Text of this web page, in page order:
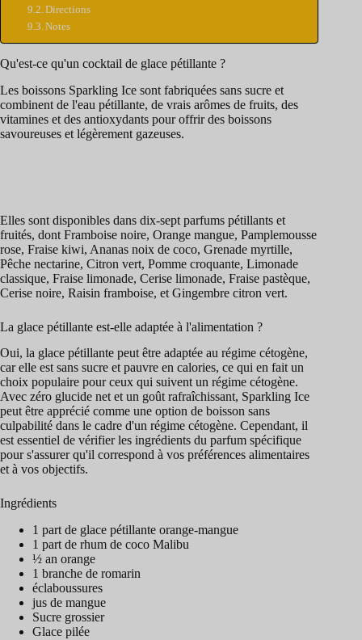
Directions
Notes
Qu'est-ce qu'un cocktail de glace pétillante ?
Les boissons Sparkling Ice sont fabriquées sans sucre et
combinent de l'eau pétillante, de vrais arômes de fruits, des
vitamines et des antioxydants pour offrir des boissons
savoureuses et légèrement gazeuses.
Elles sont disponibles dans dix-sept parfums pétillants et
fruités, dont Framboise noire, Orange mangue, Pamplemousse
rose, Fraise kiwi, Ananas noix de coco, Grenade myrtille,
Pêche nectarine, Citron vert, Pomme croquante, Limonade
classique, Fraise limonade, Cerise limonade, Fraise pastèque,
Cerise noire, Raisin framboise, et Gingembre citron vert.
La glace pétillante est-elle adaptée à l'alimentation ?
Oui, la glace pétillante peut être adaptée au régime cétogène,
car elle est sans sucre et pauvre en calories, ce qui en fait un
choix populaire pour ceux qui suivent un régime cétogène.
Avec zéro glucide net et un goût rafraîchissant, Sparkling Ice
peut être apprécié comme une option de boisson sans
culpabilité dans le cadre d'un régime cétogène. Cependant, il
est essentiel de vérifier les ingrédients du parfum spécifique
pour s'assurer qu'il correspond à vos préférences alimentaires
et à vos objectifs.
Ingrédients
1 part de glace pétillante orange-mangue
1 part de rhum de coco Malibu
½ an orange
1 branche de romarin
éclaboussures
jus de mangue
Sucre grossier
Glace pilée